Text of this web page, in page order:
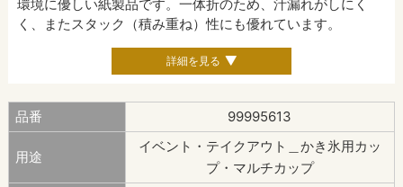
環境に優しい紙製品です。一体折のため、汁漏れがしにく
く、またスタック（積み重ね）性にも優れています。
詳細を見る
品番 99995613
用途
イベント・テイクアウト＿かき氷用カッ
プ・マルチカップ